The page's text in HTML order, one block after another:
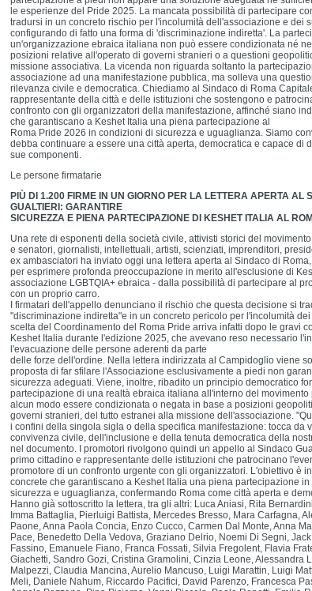
le esperienze del Pride 2025. La mancata possibilità di partecipare
tradursi in un concreto rischio per l'incolumità dell'associazione e dei
configurando di fatto una forma di 'discriminazione indiretta'. La
un'organizzazione ebraica italiana non può essere condizionata né
posizioni relative all'operato di governi stranieri o a questioni
missione associativa. La vicenda non riguarda soltanto la
associazione ad una manifestazione pubblica, ma solleva una
rilevanza civile e democratica. Chiediamo al Sindaco di Roma
rappresentante della città e delle istituzioni che sostengono e
confronto con gli organizzatori della manifestazione, affinché siano
che garantiscano a Keshet Italia una piena partecipazione al
Roma Pride 2026 in condizioni di sicurezza e uguaglianza. Siamo
debba continuare a essere una città aperta, democratica e capace di
sue componenti.
Le persone firmatarie
PIÙ DI 1.200 FIRME IN UN GIORNO PER LA LETTERA APERTA AL
GUALTIERI: GARANTIRE
SICUREZZA E PIENA PARTECIPAZIONE DI KESHET ITALIA AL
Una rete di esponenti della società civile, attivisti storici del
e senatori, giornalisti, intellettuali, artisti, scienziati, imprenditori,
ex ambasciatori ha inviato oggi una lettera aperta al Sindaco di
per esprimere profonda preoccupazione in merito all'esclusione di
associazione LGBTQIA+ ebraica - dalla possibilità di partecipare al
con un proprio carro.
I firmatari dell'appello denunciano il rischio che questa decisione si
"discriminazione indiretta"e in un concreto pericolo per l'incolumità
scelta del Coordinamento del Roma Pride arriva infatti dopo le gravi
Keshet Italia durante l'edizione 2025, che avevano reso necessario
l'evacuazione delle persone aderenti da parte
delle forze dell'ordine. Nella lettera indirizzata al Campidoglio viene
proposta di far sfilare l'Associazione esclusivamente a piedi non
sicurezza adeguati. Viene, inoltre, ribadito un principio democratico
partecipazione di una realtà ebraica italiana all'interno del movimento
alcun modo essere condizionata o negata in base a posizioni
governi stranieri, del tutto estranei alla missione dell'associazione.
i confini della singola sigla o della specifica manifestazione: tocca da
convivenza civile, dell'inclusione e della tenuta democratica della
nel documento. I promotori rivolgono quindi un appello al Sindaco
primo cittadino e rappresentante delle istituzioni che patrocinano
promotore di un confronto urgente con gli organizzatori. L'obiettivo è
concrete che garantiscano a Keshet Italia una piena partecipazione
sicurezza e uguaglianza, confermando Roma come città aperta e
Hanno già sottoscritto la lettera, tra gli altri: Luca Aniasi, Rita
Imma Battaglia, Pierluigi Battista, Mercedes Bresso, Mara Carfagna,
Paone, Anna Paola Concia, Enzo Cucco, Carmen Dal Monte, Anna
Pace, Benedetto Della Vedova, Graziano Delrio, Noemi Di Segni,
Fassino, Emanuele Fiano, Franca Fossati, Silvia Fregolent, Flavia
Giachetti, Sandro Gozi, Cristina Gramolini, Cinzia Leone, Alessandra
Malpezzi, Claudia Mancina, Aurelio Mancuso, Luigi Marattin, Luigi
Meli, Daniele Nahum, Riccardo Pacifici, David Parenzo, Francesca